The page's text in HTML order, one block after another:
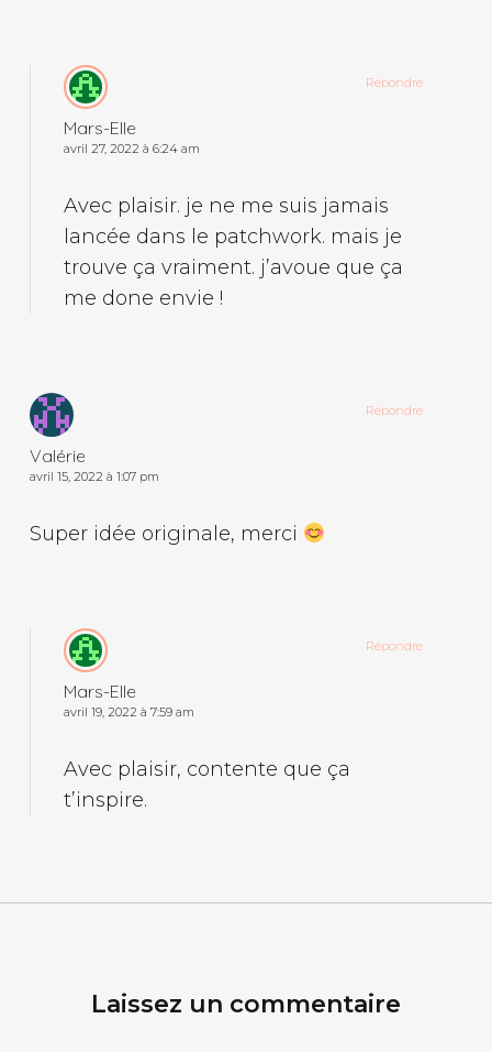
Mars-Elle
avril 27, 2022 à 6:24 am
Avec plaisir. je ne me suis jamais
lancée dans le patchwork. mais je
trouve ça vraiment. j’avoue que ça
me done envie !
Répondre
Valérie
avril 15, 2022 à 1:07 pm
Super idée originale, merci
Répondre
Mars-Elle
avril 19, 2022 à 7:59 am
Avec plaisir, contente que ça
t’inspire.
Répondre
Laissez un commentaire